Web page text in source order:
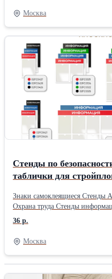
меловыми маркерами. Надписи
материалом
Москва
Стенды по
таблички для
Знаки самоклеящиеся Стенды
Охрана труда Стенды
Таблички нормативные
стройплощадок Гарантируем
Работаем на Все
Магнит ДОМ
36 р.
Москва